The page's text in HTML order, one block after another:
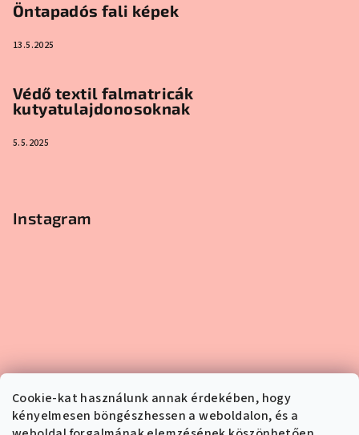
Cookie-kat használunk annak érdekében, hogy
kényelmesen böngészhessen a weboldalon, és a
Öntapadós fali képek
13.5.2025
Védő textil falmatricák
kutyatulajdonosoknak
5.5.2025
Instagram